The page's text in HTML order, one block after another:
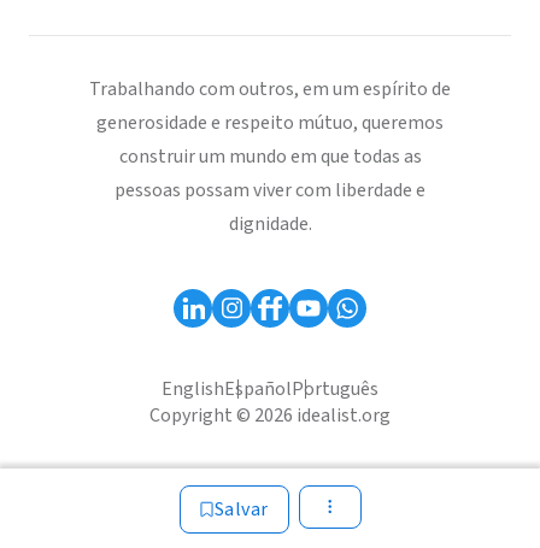
Salvar
Trabalhando com outros, em um espírito de
generosidade e respeito mútuo, queremos
construir um mundo em que todas as
pessoas possam viver com liberdade e
dignidade.
EnglishEspañolPortuguês
Copyright © 2026 idealist.org